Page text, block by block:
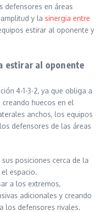
defensores en áreas
y la sinergia entre
estirar al oponente y
estirar al oponente
4-1-3-2, ya que obliga a
huecos en el
anchos, los equipos
defensores de las áreas
posiciones cerca de la
espacio.
a los extremos,
adicionales y creando
los defensores rivales.